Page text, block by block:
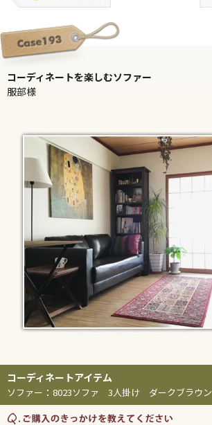
コーディネートを楽しむソファー
服部様
ソファー ： 8023ソファ 3人掛け ダークブラウン